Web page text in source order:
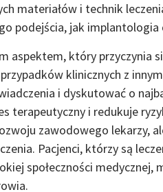
materiałów i technik
podejścia, jak implantologia
aspektem, który przyczynia
klinicznych z
i dyskutować o
terapeutyczny i redukuje
zawodowego lekarzy,
Pacjenci, którzy są
społeczności medycznej,